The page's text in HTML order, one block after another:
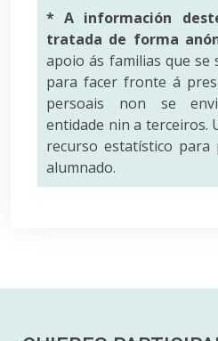
* A información
tratada de forma
apoio ás familias que se
para facer fronte á
persoais non se
entidade nin a terceiros.
recurso estatístico para
alumnado.